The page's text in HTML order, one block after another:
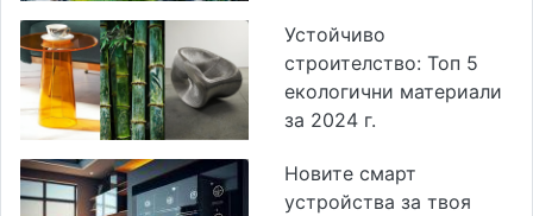
Устойчиво
строителство: Топ 5
екологични материали
за 2024 г.
Новите смарт
устройства за твоя